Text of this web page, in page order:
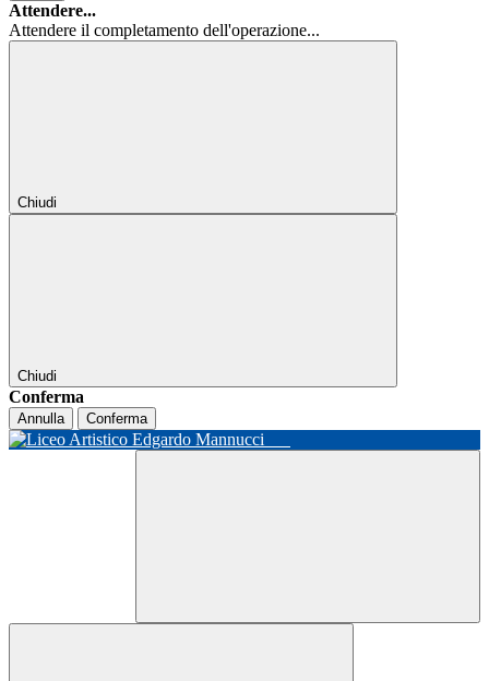
Attendere...
Attendere il completamento dell'operazione...
Chiudi
Chiudi
Conferma
Annulla Conferma